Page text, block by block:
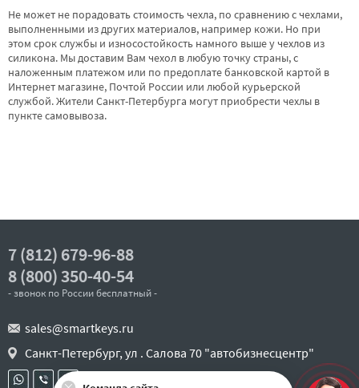
Не может не порадовать стоимость чехла, по сравнению с чехлами,
выполненными из других материалов, например кожи. Но при
этом срок службы и износостойкость намного выше у чехлов из
силикона. Мы доставим Вам чехол в любую точку страны, с
наложенным платежом или по предоплате банковской картой в
Интернет магазине, Почтой России или любой курьерской
службой. Жители Санкт-Петербурга могут приобрести чехлы в
пункте самовывоза.
7 (812) 679-96-88
8 (800) 350-40-54
- звонок по России бесплатный -
sales@smartkeys.ru
Санкт-Петербург, ул . Салова 70 "автобизнесцентр"